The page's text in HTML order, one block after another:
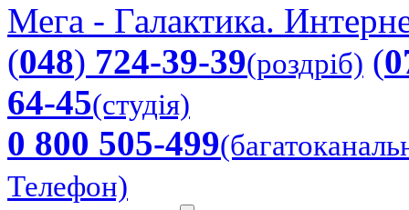
Мега - Галактика.
(048) 724-39-39(роздріб) (
64-45(студія)
0 800 505-499
Телефон)